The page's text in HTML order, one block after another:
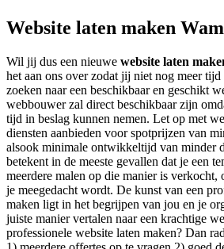
Website laten maken
Wil jij dus een nieuwe website laten
het aan ons over zodat jij niet nog meer
zoeken naar een beschikbaar en geschikt
webbouwer zal direct beschikbaar zijn
tijd in beslag kunnen nemen. Let op met
diensten aanbieden voor spotprijzen van
alsook minimale ontwikkeltijd van minder
betekent in de meeste gevallen dat je een
meerdere malen op die manier is verkocht,
je meegedacht wordt. De kunst van een
maken ligt in het begrijpen van jou en je
juiste manier vertalen naar een krachtige
professionele website laten maken? Dan